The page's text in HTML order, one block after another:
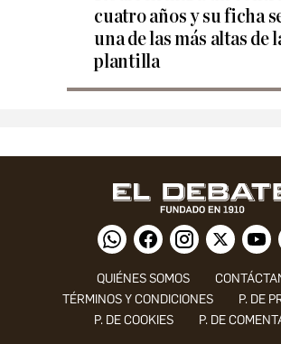
cuatro años y su ficha
una de las más altas de
plantilla
QUIÉNES SOMOS
TÉRMINOS Y CONDICIONES
P. DE
P. DE COOKIES
P. DE